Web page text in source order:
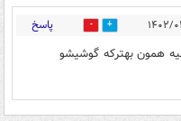
0 پاسخ
همون بهترکه گوشیشو